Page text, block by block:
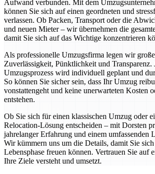
Aufwand verbunden. Mit dem
können Sie sich auf einen geordneten und
verlassen. Ob Packen, Transport oder die
und neuen Mieter – wir übernehmen die
damit Sie sich auf das Wichtige konzentrieren
Als professionelle Umzugsfirma legen wir
Zuverlässigkeit, Pünktlichkeit und Transparenz.
Umzugsprozess wird individuell geplant und
So können Sie sicher sein, dass Ihr Umzug
vonstattengeht und keine unerwarteten Kosten
entstehen.
Ob Sie sich für einen klassischen Umzug oder
Relocation-Lösung entscheiden – mit Dorsten
jahrelanger Erfahrung und einem umfassenden
Wir kümmern uns um die Details, damit Sie
Lebensphase freuen können. Vertrauen Sie auf
Ihre Ziele versteht und umsetzt.